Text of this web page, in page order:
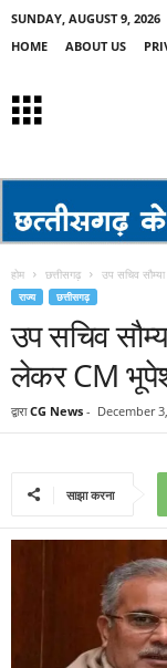
SUNDAY, AUGUST 9, 2026
HOME
ABOUT US
होम छत्तीसगढ़ उप सचिव
राज्य छत्तीसगढ़
उप सचिव
लेकर CM
द्वारा CG News - December
साझा करना